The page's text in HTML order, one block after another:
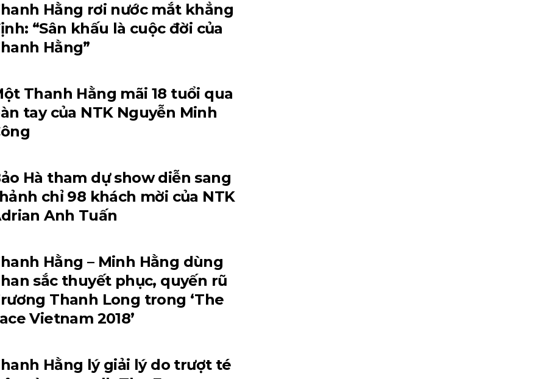
Hằng rơi nước mắt khẳng
“Sân khấu là cuộc đời của
Hằng”
Thanh Hằng mãi 18 tuổi qua
tay của NTK Nguyễn Minh
Hà tham dự show diễn sang
chỉ 98 khách mời của NTK
Anh Tuấn
Hằng – Minh Hằng dùng
sắc thuyết phục, quyến rũ
Thanh Long trong ‘The
Vietnam 2018’
Hằng lý giải lý do trượt té